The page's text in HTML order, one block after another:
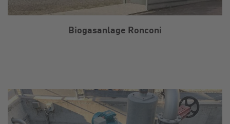
Biogasanlage Ronconi